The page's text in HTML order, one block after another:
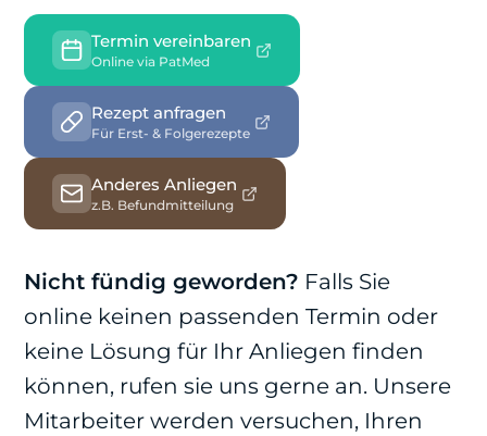
Termin vereinbaren
Online via PatMed
Rezept anfragen
Für Erst- & Folgerezepte
Anderes Anliegen
z.B. Befundmitteilung
Nicht fündig geworden? Falls Sie
online keinen passenden Termin oder
keine Lösung für Ihr Anliegen finden
können, rufen sie uns gerne an. Unsere
Mitarbeiter werden versuchen, Ihren